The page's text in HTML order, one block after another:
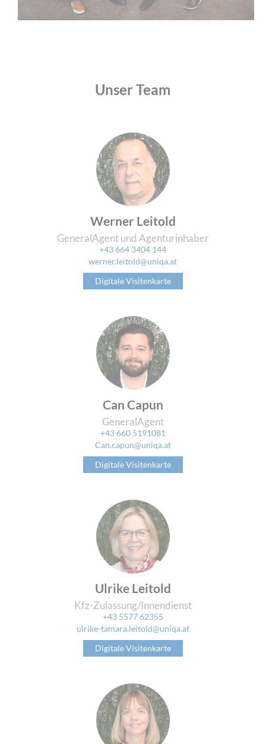
Unser Team
Werner Leitold
GeneralAgent und Agenturinhaber
+43 664 3404 144
werner.leitold@uniqa.at
Digitale Visitenkarte
Can Capun
GeneralAgent
+43 660 5191081
Can.capun@uniqa.at
Digitale Visitenkarte
Ulrike Leitold
Kfz-Zulassung/Innendienst
+43 5577 62355
ulrike-tamara.leitold@uniqa.at
Digitale Visitenkarte